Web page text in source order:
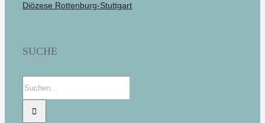
Diözese Rottenburg-Stuttgart
SUCHE
Suche
nach: